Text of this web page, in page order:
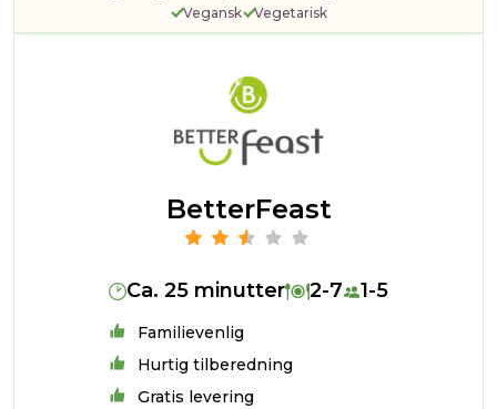
Vegansk
Vegetarisk
BetterFeast
Ca. 25 minutter 2-7 1-5
Familievenlig
Hurtig tilberedning
Gratis levering